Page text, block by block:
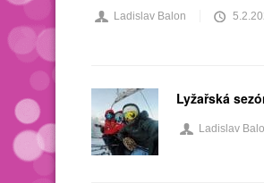
Ladislav Balon
Lyžařská
Ladislav